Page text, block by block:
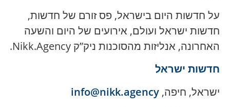
על חדשות היום בישראל, פס זורם של חדשות,
חדשות ישראל ועולם, אירועים של היום והשעה
האחרונה, אנליזות מהסוכנות ניק”ק Nikk.Agency.
חדשות ישראל
ישראל, חיפה, info@nikk.agency